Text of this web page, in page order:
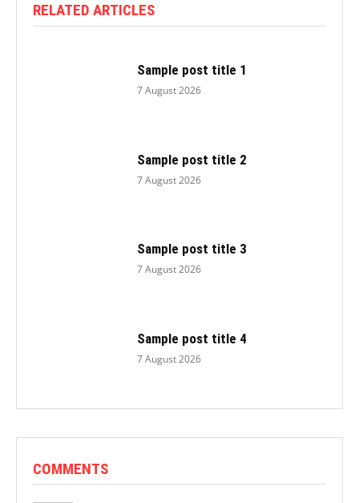
RELATED ARTICLES
Sample post title 1
7 August 2026
Sample post title 2
7 August 2026
Sample post title 3
7 August 2026
Sample post title 4
7 August 2026
COMMENTS